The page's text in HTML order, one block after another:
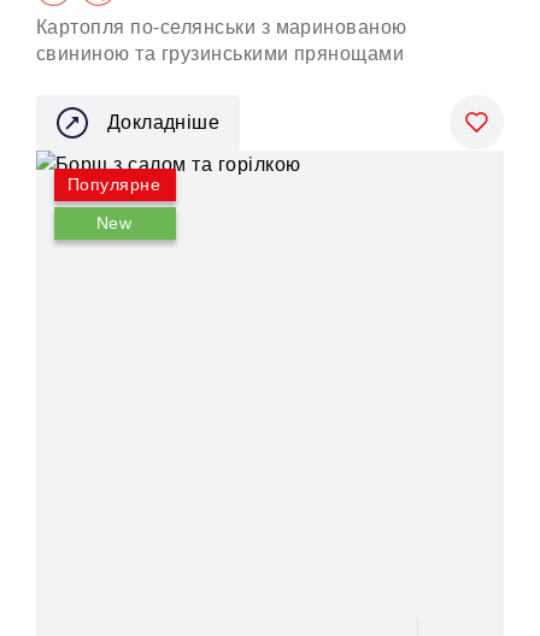
Картопля по-селянськи з маринованою
свининою та грузинськими прянощами
Докладніше
Популярне
New